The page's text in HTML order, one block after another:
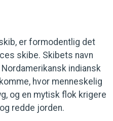
er formodentlig det
skibe. Skibets navn
indiansk
hvor menneskelig
og en mytisk flok krigere
redde jorden.